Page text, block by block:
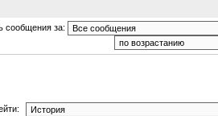
сообщения за: